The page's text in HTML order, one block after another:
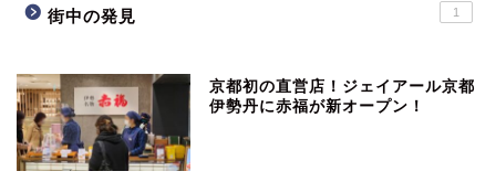
街中の発見 1
京都初の直営店！ジェイアール京都
伊勢丹に赤福が新オープン！